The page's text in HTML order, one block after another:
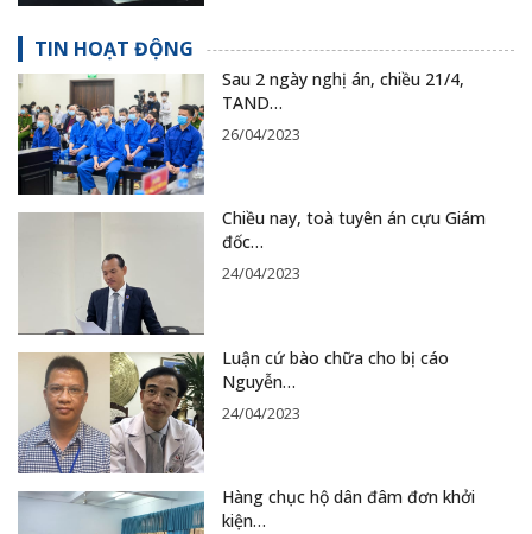
TIN HOẠT ĐỘNG
Sau 2 ngày nghị án, chiều 21/4,
TAND…
26/04/2023
Chiều nay, toà tuyên án cựu Giám
đốc…
24/04/2023
Luận cứ bào chữa cho bị cáo
Nguyễn…
24/04/2023
Hàng chục hộ dân đâm đơn khởi
kiện…